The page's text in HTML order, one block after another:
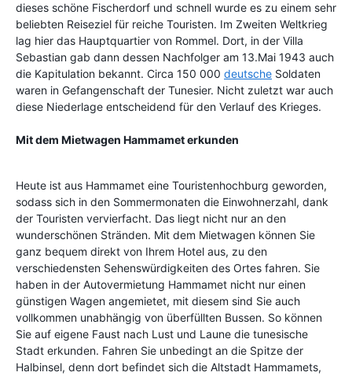
dieses schöne Fischerdorf und schnell wurde es zu einem sehr
beliebten Reiseziel für reiche Touristen. Im Zweiten Weltkrieg
lag hier das Hauptquartier von Rommel. Dort, in der Villa
Sebastian gab dann dessen Nachfolger am 13.Mai 1943 auch
die Kapitulation bekannt. Circa 150 000 deutsche Soldaten
waren in Gefangenschaft der Tunesier. Nicht zuletzt war auch
diese Niederlage entscheidend für den Verlauf des Krieges.
Mit dem Mietwagen Hammamet erkunden
Heute ist aus Hammamet eine Touristenhochburg geworden,
sodass sich in den Sommermonaten die Einwohnerzahl, dank
der Touristen vervierfacht. Das liegt nicht nur an den
wunderschönen Stränden. Mit dem Mietwagen können Sie
ganz bequem direkt von Ihrem Hotel aus, zu den
verschiedensten Sehenswürdigkeiten des Ortes fahren. Sie
haben in der Autovermietung Hammamet nicht nur einen
günstigen Wagen angemietet, mit diesem sind Sie auch
vollkommen unabhängig von überfüllten Bussen. So können
Sie auf eigene Faust nach Lust und Laune die tunesische
Stadt erkunden. Fahren Sie unbedingt an die Spitze der
Halbinsel, denn dort befindet sich die Altstadt Hammamets,